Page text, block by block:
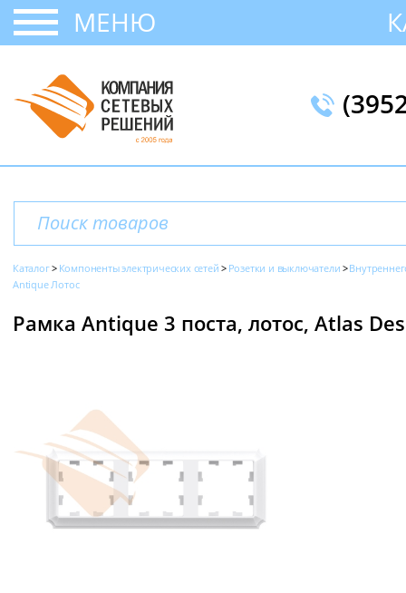
МЕНЮ
Каталог Компоненты электрических сетей Розетки и выключатели
Antique Лотос
Рамка Antique 3 поста, лотос, Atlas